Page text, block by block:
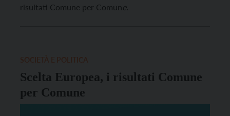
risultati Comune per Comune.
Scelta Europea, i risultati Comune
per Comune